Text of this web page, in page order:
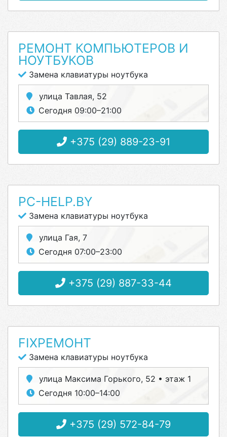
РЕМОНТ КОМПЬЮТЕРОВ И
НОУТБУКОВ
Замена клавиатуры ноутбука
улица Тавлая, 52
Сегодня 09:00–21:00
+375 (29) 889-23-91
PC-HELP.BY
Замена клавиатуры ноутбука
улица Гая, 7
Сегодня 07:00–23:00
+375 (29) 887-33-44
FIXРЕМОНТ
Замена клавиатуры ноутбука
улица Максима Горького, 52 • этаж 1
Сегодня 10:00–14:00
+375 (29) 572-84-79